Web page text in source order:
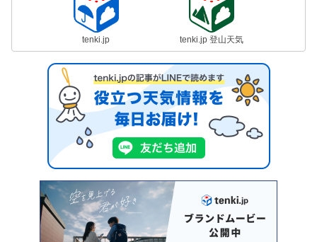
tenki.jp tenki.jp 登山天気